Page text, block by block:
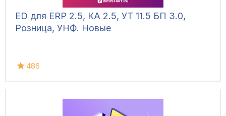
ED для ERP 2.5, КА 2.5, УТ 11.5 БП 3.0,
Розница, УНФ. Новые
486